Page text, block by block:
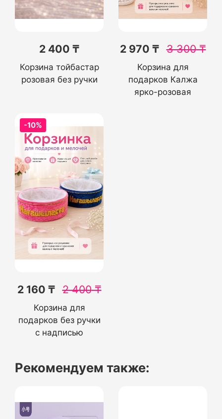
2 400 ₸
Корзина тойбастар
розовая без ручки
2 970 ₸ 3 300₸
Корзина для
подарков Калжа
ярко-розовая
-10%
2 160 ₸ 2 400₸
Корзина для
подарков без ручки
с надписью
Рекомендуем также: